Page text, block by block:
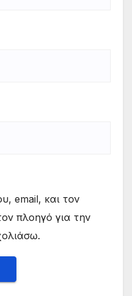
email, και τον
πλοηγό για την